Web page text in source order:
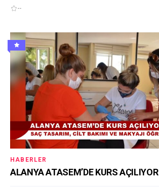
--
HABERLER
ALANYA ATASEM’DE KURS AÇILIYOR